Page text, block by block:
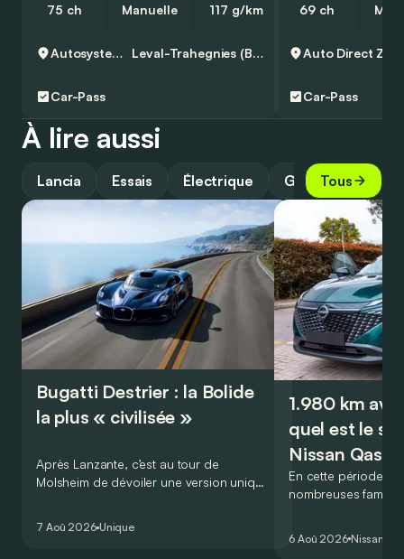
75 ch Manuelle 117 g/km
Autosystem SA Leval-Trahegnies (Binche)
Car-Pass
69 ch
Auto Direct
Car-Pass
À lire aussi
Lancia Essais Électrique GuideTous
Bugatti Destrier : la Bolide
la plus « civilisée »
Après Lanzante, c’est au tour de
Molsheim de dévoiler une version unique
7 Aoû 2026 Unique
1.980 km
quel est le
Nissan
En cette période
nombreuses
Qashqai e-Power,
6 Aoû 2026 Nissan